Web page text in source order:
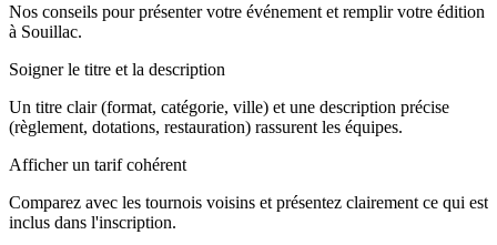
Nos conseils pour présenter votre événement et remplir votre édition
à Souillac.
Soigner le titre et la description
Un titre clair (format, catégorie, ville) et une description précise
(règlement, dotations, restauration) rassurent les équipes.
Afficher un tarif cohérent
Comparez avec les tournois voisins et présentez clairement ce qui est
inclus dans l'inscription.